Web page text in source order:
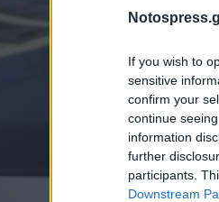
If you wish to
sensitive
confirm your
continue
information
further
participants.
Downstream